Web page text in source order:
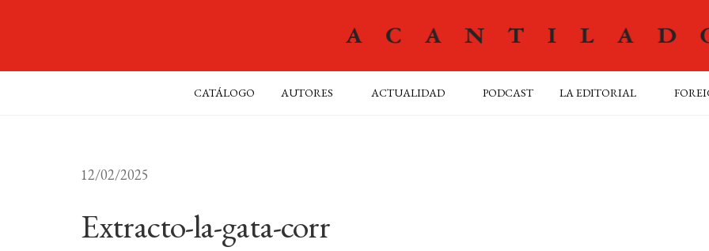
CATÁLOGO AUTORES ACTUALIDAD PODCAST LA EDITORIAL
12/02/2025
Extracto-la-gata-corr